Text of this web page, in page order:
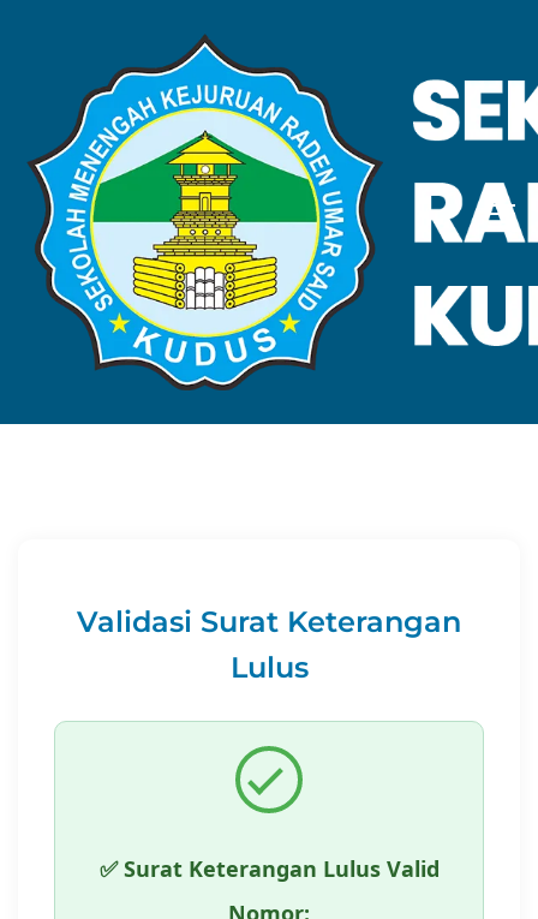
VALIDASI SKL
Validasi SKL
Validasi Surat Keterangan
Lulus
✅ Surat Keterangan Lulus Valid
Nomor: